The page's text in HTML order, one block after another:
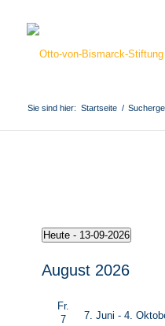
Sie sind hier: Startseite /
Heute - 13-09-2026
wählen.
August 2026
Fr.
7
7. Juni -4.